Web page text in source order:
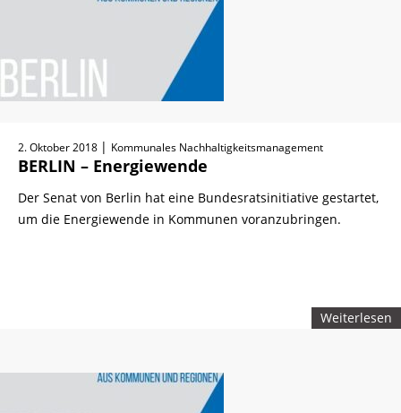
2. Oktober 2018 | Kommunales Nachhaltigkeitsmanagement
BERLIN – Energiewende
Der Senat von Berlin hat eine Bundesratsinitiative gestartet,
um die Energiewende in Kommunen voranzubringen.
Weiterlesen